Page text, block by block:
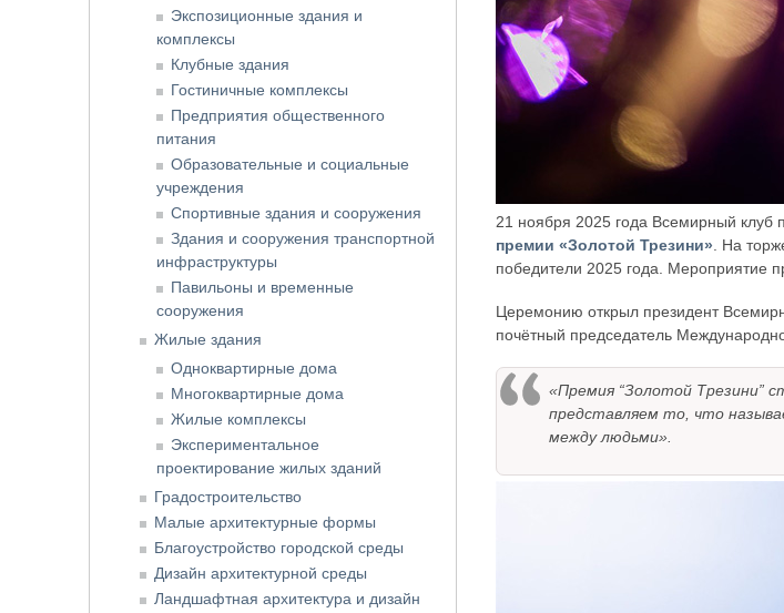
21 ноября 2025 года Всемирный клуб
премии «Золотой Трезини» . На
победители 2025 года. Мероприятие
Церемонию открыл президент
почётный председатель
«Премия “Золотой Трезини”
представляем то, что
между людьми».
Экспозиционные здания и
комплексы
Клубные здания
Гостиничные комплексы
Предприятия общественного
питания
Образовательные и социальные
учреждения
Спортивные здания и сооружения
Здания и сооружения транспортной
инфраструктуры
Павильоны и временные
сооружения
Жилые здания
Одноквартирные дома
Многоквартирные дома
Жилые комплексы
Экспериментальное
проектирование жилых зданий
Градостроительство
Малые архитектурные формы
Благоустройство городской среды
Дизайн архитектурной среды
Ландшафтная архитектура и дизайн